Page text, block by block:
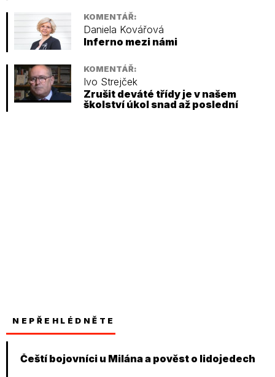
KOMENTÁŘ:
Daniela Kovářová
Inferno mezi námi
KOMENTÁŘ:
Ivo Strejček
Zrušit deváté třídy je v našem
školství úkol snad až poslední
NEPŘEHLÉDNĚTE
Čeští bojovníci u Milána a pověst o lidojedech